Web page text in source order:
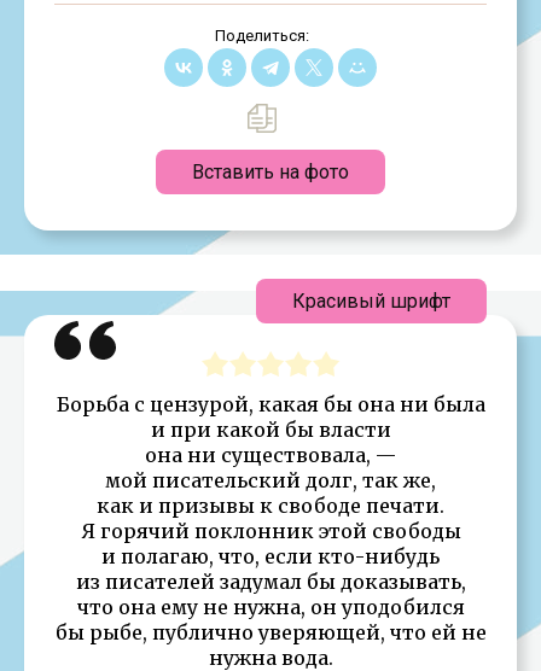
Поделиться:
Вставить на фото
Борьба с цензурой, какая бы она ни была
и при какой бы власти
она ни существовала, —
мой писательский долг, так же,
как и призывы к свободе печати.
Я горячий поклонник этой свободы
и полагаю, что, если кто-нибудь
из писателей задумал бы доказывать,
что она ему не нужна, он уподобился
бы рыбе, публично уверяющей, что ей не
нужна вода.
Красивый шрифт